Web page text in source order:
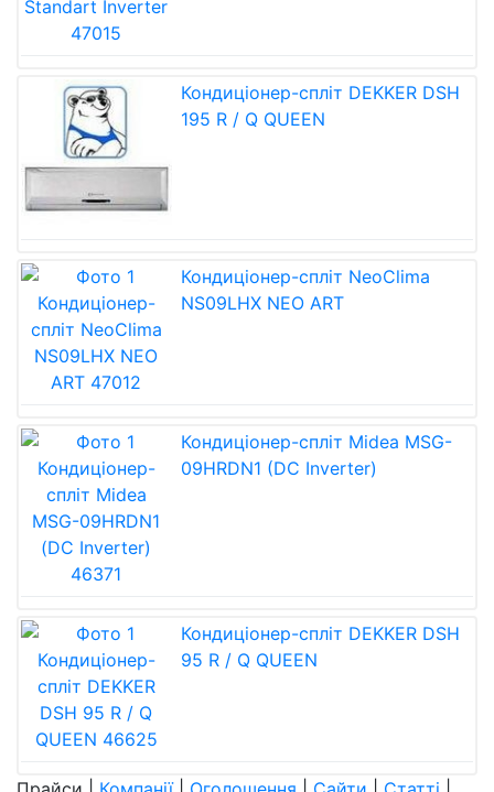
Кондиціонер-спліт DEKKER DSH
195 R / Q QUEEN
Кондиціонер-спліт NeoClima
NS09LHX NEO ART
Кондиціонер-спліт Midea MSG-
09HRDN1 (DC Inverter)
Кондиціонер-спліт DEKKER DSH
95 R / Q QUEEN